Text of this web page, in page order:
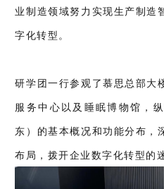
业制造领域努力实现生产制造
字化转型。
研学团一行参观了慕思总部大
服务中心以及睡眠博物馆，
东）的基本概况和功能分布，
布局，拨开企业数字化转型的